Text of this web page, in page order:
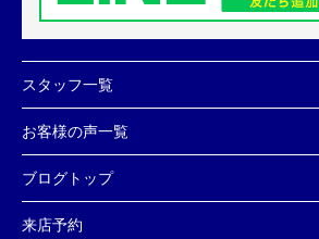
スタッフ一覧
お客様の声一覧
ブログトップ
来店予約